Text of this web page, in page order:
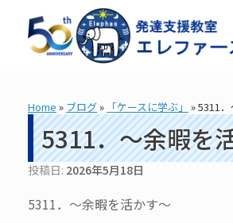
Home » ブログ» 「ケースに学ぶ」 »5311
5311．～余暇を
投稿日: 2026年5月18日
5311．～余暇を活かす〜